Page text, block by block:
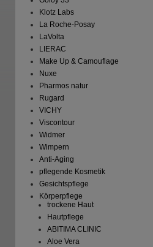
Klotz Labs
La Roche-Posay
LaVolta
LIERAC
Make Up & Camouflage
Nuxe
Pharmos natur
Rugard
VICHY
Viscontour
Widmer
Wimpern
Anti-Aging
pflegende Kosmetik
Gesichtspflege
Körperpflege
trockene Haut
Hautpflege
ABITIMA CLINIC
Aloe Vera